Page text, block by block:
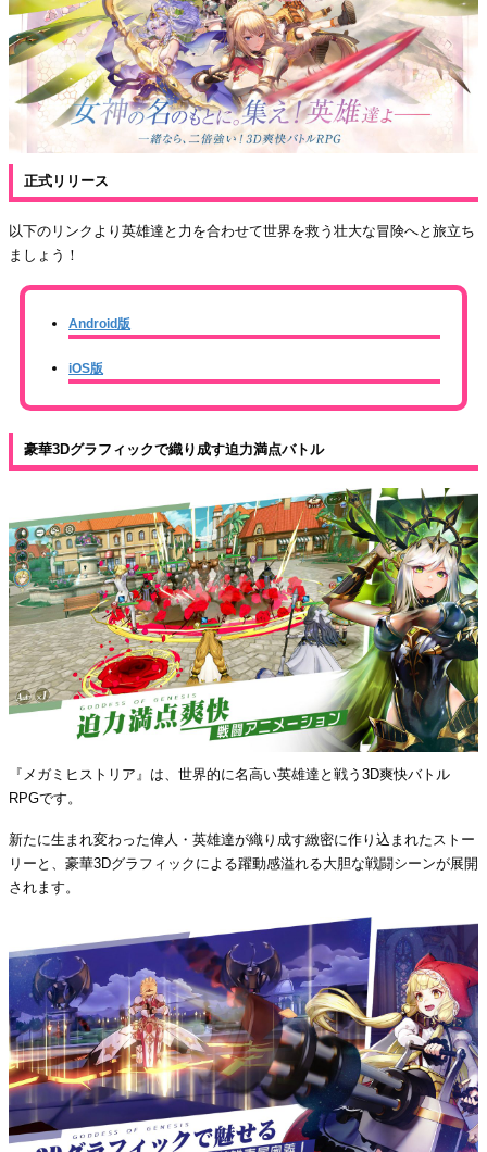
正式リリース
以下のリンクより英雄達と力を合わせて世界を救う壮大な冒険へと旅立ち
ましょう！
Android版
iOS版
豪華3Dグラフィックで織り成す迫力満点バトル
『メガミヒストリア』は、世界的に名高い英雄達と戦う3D爽快バトル
RPGです。
新たに生まれ変わった偉人・英雄達が織り成す緻密に作り込まれたストー
リーと、豪華3Dグラフィックによる躍動感溢れる大胆な戦闘シーンが展開
されます。